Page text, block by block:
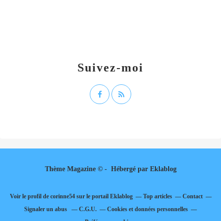
Suivez-moi
Thème Magazine © - Hébergé par Eklablog
Voir le profil de corinne54sur le portail Eklablog Top articles
Contact
Signaler un abus
C.G.U.
Cookies et données personnelles